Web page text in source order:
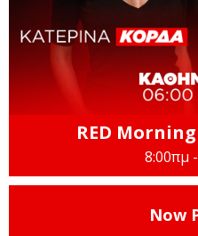
RED
8:00πμ
Now